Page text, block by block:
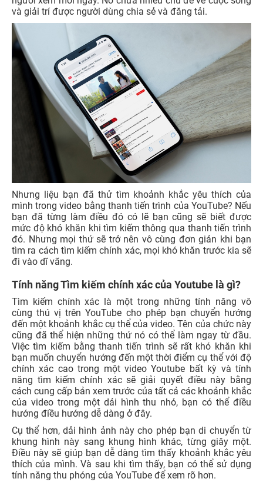
và giải trí được người dùng chia sẻ và đăng tải.
Nhưng liệu bạn đã thử tìm khoảnh khắc yêu thích của
mình trong video bằng thanh tiến trình của YouTube? Nếu
bạn đã từng làm điều đó có lẽ bạn cũng sẽ biết được
mức độ khó khăn khi tìm kiếm thông qua thanh tiến trình
đó. Nhưng mọi thứ sẽ trở nên vô cùng đơn giản khi bạn
tìm ra cách tìm kiếm chính xác, mọi khó khăn trước kia sẽ
đi vào dĩ vãng.
Tính năng Tìm kiếm chính xác của Youtube là gì?
Tìm kiếm chính xác là một trong những tính năng vô
cùng thú vị trên YouTube cho phép bạn chuyển hướng
đến một khoảnh khắc cụ thể của video. Tên của chức này
cũng đã thể hiện những thứ nó có thể làm ngay từ đầu.
Việc tìm kiếm bằng thanh tiến trình sẽ rất khó khăn khi
bạn muốn chuyển hướng đến một thời điểm cụ thể với độ
chính xác cao trong một video Youtube bất kỳ và tính
năng tìm kiếm chính xác sẽ giải quyết điều này bằng
cách cung cấp bản xem trước của tất cả các khoảnh khắc
của video trong một dải hình thu nhỏ, bạn có thể điều
hướng điều hướng dễ dàng ở đây.
Cụ thể hơn, dải hình ảnh này cho phép bạn di chuyển từ
khung hình này sang khung hình khác, từng giây một.
Điều này sẽ giúp bạn dễ dàng tìm thấy khoảnh khắc yêu
thích của mình. Và sau khi tìm thấy, bạn có thể sử dụng
tính năng thu phóng của YouTube để xem rõ hơn.